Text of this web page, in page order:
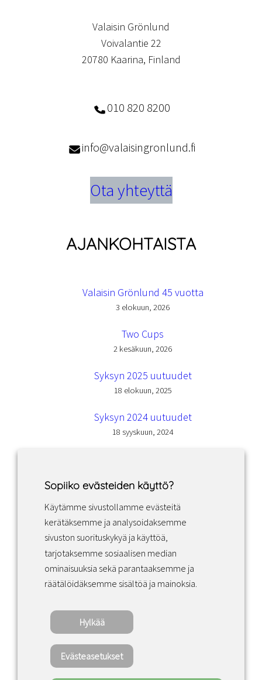
Valaisin Grönlund
Voivalantie 22
20780 Kaarina, Finland
010 820 8200
info@valaisingronlund.fi
Ota yhteyttä
AJANKOHTAISTA
Valaisin Grönlund 45 vuotta
3 elokuun, 2026
Two Cups
2 kesäkuun, 2026
Syksyn 2025 uutuudet
18 elokuun, 2025
Syksyn 2024 uutuudet
18 syyskuun, 2024
Facebook Instagram LinkedIn
Sopimusehdot
Copyright ©2022 · Valaisin Grönlund – All
Rights Reserved
Sopiiko evästeiden käyttö?
Käytämme sivustollamme evästeitä
kerätäksemme ja analysoidaksemme
sivuston suorituskykyä ja käyttöä,
tarjotaksemme sosiaalisen median
ominaisuuksia sekä parantaaksemme ja
räätälöidäksemme sisältöä ja mainoksia.
Hylkää
Evästeasetukset